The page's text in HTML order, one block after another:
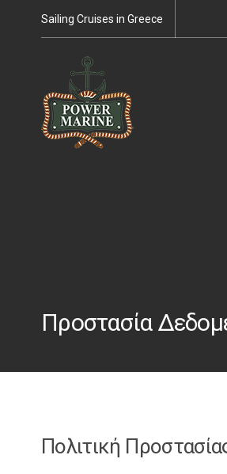
Sailing Cruises in Greece
Προστασία
Πολιτική